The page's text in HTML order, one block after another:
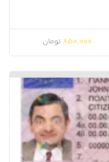
850,000 تومان